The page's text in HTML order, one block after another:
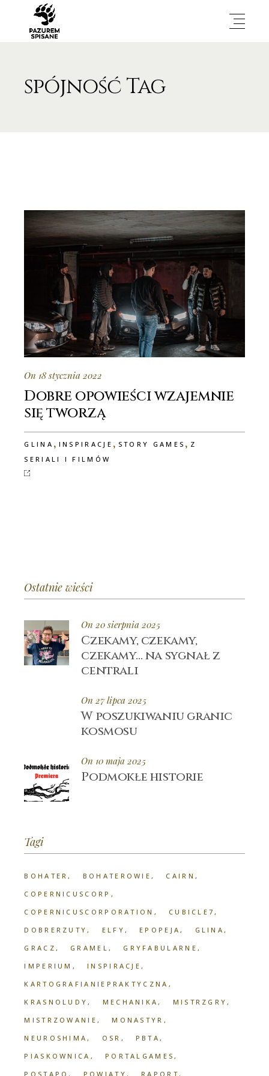
spójność Tag
On 18 stycznia 2022
Dobre opowieści wzajemnie
się tworzą
GLINA , INSPIRACJE , STORY GAMES , Z
SERIALI I FILMÓW
Ostatnie wieści
On 20 sierpnia 2025
Czekamy, czekamy,
czekamy… na sygnał z
centrali
On 27 lipca 2025
W poszukiwaniu granic
kosmosu
On 10 maja 2025
Podmokłe historie
Tagi
BOHATER BOHATEROWIE
CAIRN
COPERNICUSCORP
COPERNICUSCORPORATION
CUBICLE7
DOBRERZUTY
ELFY EPOPEJA
GLINA
GRACZ
GRAMEL
GRYFABULARNE
IMPERIUM
INSPIRACJE
KARTOGRAFIANIEPRAKTYCZNA
KRASNOLUDY
MECHANIKA
MISTRZGRY
MISTRZOWANIE
MONASTYR
NEUROSHIMA
OSR
PBTA
PIASKOWNICA
PORTALGAMES
POSTAPO
POWIATY RAPORT